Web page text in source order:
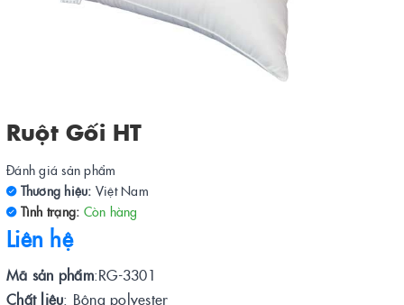
Ruột Gối HT
Đánh giá sản phẩm
Thương hiệu: Việt Nam
Tình trạng: Còn hàng
Liên hệ
Mã sản phẩm:RG-3301
Chất liệu: Bông polyester